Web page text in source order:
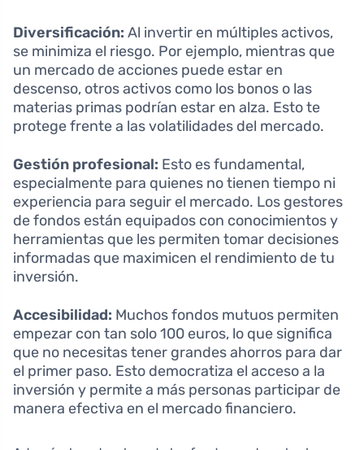
Diversificación: Al invertir en múltiples activos,
se minimiza el riesgo. Por ejemplo, mientras que
un mercado de acciones puede estar en
descenso, otros activos como los bonos o las
materias primas podrían estar en alza. Esto te
protege frente a las volatilidades del mercado.
Gestión profesional: Esto es fundamental,
especialmente para quienes no tienen tiempo ni
experiencia para seguir el mercado. Los gestores
de fondos están equipados con conocimientos y
herramientas que les permiten tomar decisiones
informadas que maximicen el rendimiento de tu
inversión.
Accesibilidad: Muchos fondos mutuos permiten
empezar con tan solo 100 euros, lo que significa
que no necesitas tener grandes ahorros para dar
el primer paso. Esto democratiza el acceso a la
inversión y permite a más personas participar de
manera efectiva en el mercado financiero.